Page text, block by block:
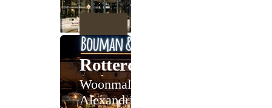
Rotterdam
Woonmall
Alexandrium